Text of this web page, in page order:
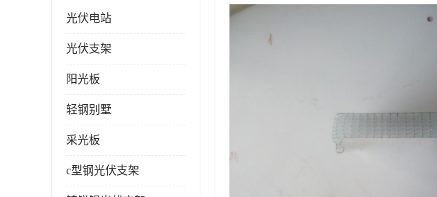
光伏电站
光伏支架
阳光板
轻钢别墅
采光板
c型钢光伏支架